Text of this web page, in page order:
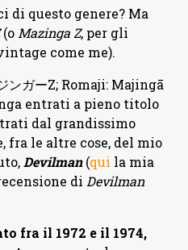
di questo genere? Ma
(o Mazinga Z, per gli
come me).
ンガーZ; Romaji: Majingā
entrati a pieno titolo
dal grandissimo
fra le altre cose, del mio
Devilman(qui la mia
di Devilman
fra il 1972 e il 1974,